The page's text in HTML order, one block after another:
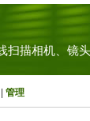
扫描相机、镜
管理